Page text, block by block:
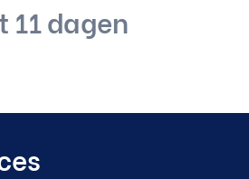
11 dagen